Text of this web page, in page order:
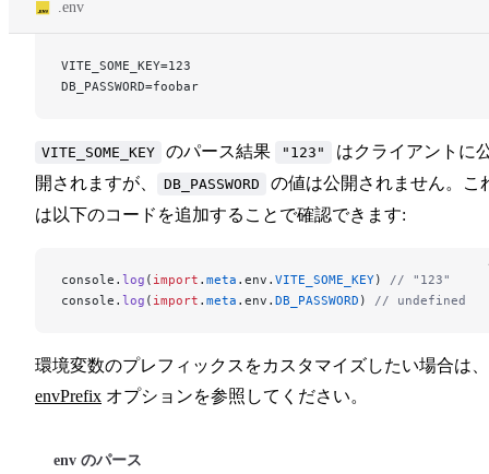
.env
VITE_SOME_KEY=123
DB_PASSWORD=foobar
VITE_SOME_KEY のパース結果 "123"
はクライアントに
開されますが、
DB_PASSWORD
の値は公開されません。こ
は以下のコードを追加することで確認できます:
console. log ( import . meta .env. VITE_SOME_KEY) // "123"
console. log ( import . meta .env. DB_PASSWORD ) // undefined
環境変数のプレフィックスをカスタマイズしたい場合は、
envPrefix オプションを参照してください。
env のパース